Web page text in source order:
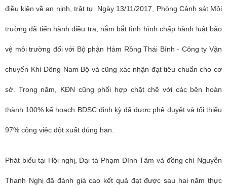
điều kiện về an ninh, trật tự. Ngày 13/11/2017, Phòng Cảnh sát Môi
trường đã tiến hành điều tra, nắm bắt tình hình chấp hành luật bảo
vệ môi trường đối với Bộ phận Hàm Rồng Thái Bình - Công ty Vận
chuyển Khí Đông Nam Bộ và cũng xác nhận đạt tiêu chuẩn cho cơ
sở. Trong năm, KĐN cũng phối hợp chặt chẽ với các bên hoàn
thành 100% kế hoạch BDSC định kỳ đã được phê duyệt và tối thiểu
97% công việc đột xuất đúng hạn.
Phát biểu tại Hội nghị, Đại tá Phạm Đình Tâm và đồng chí Nguyễn
Thanh Nghị đã đánh giá cao kết quả đạt được sau hai năm thực